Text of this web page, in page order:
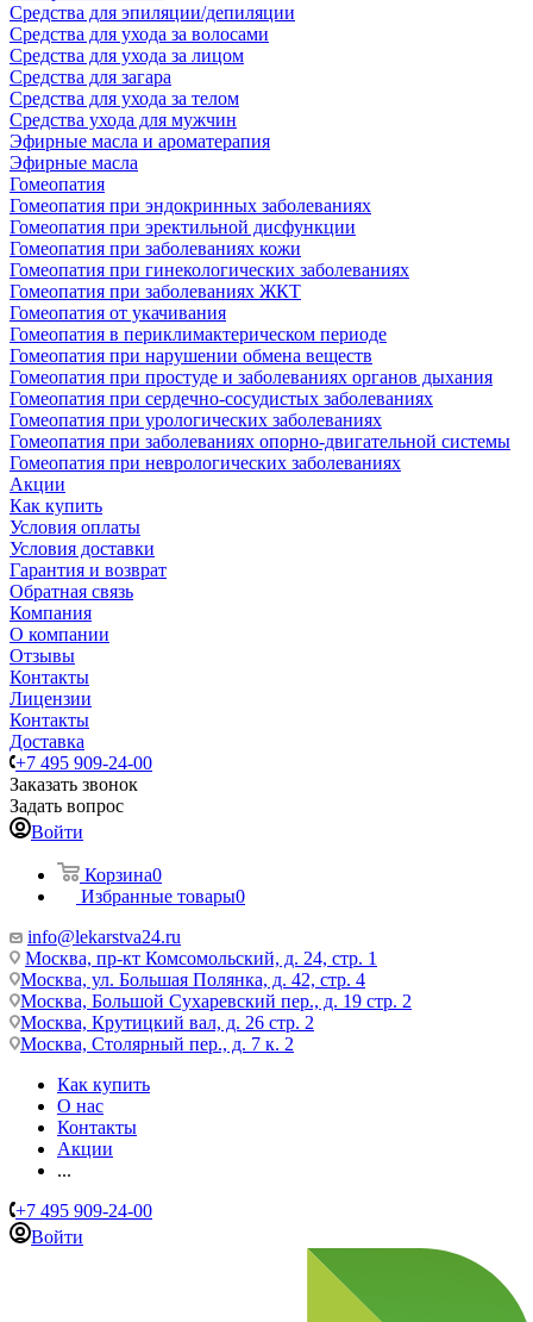
Средства для эпиляции/депиляции
Средства для ухода за волосами
Средства для ухода за лицом
Средства для загара
Средства для ухода за телом
Средства ухода для мужчин
Эфирные масла и ароматерапия
Эфирные масла
Гомеопатия
Гомеопатия при эндокринных заболеваниях
Гомеопатия при эректильной дисфункции
Гомеопатия при заболеваниях кожи
Гомеопатия при гинекологических заболеваниях
Гомеопатия при заболеваниях ЖКТ
Гомеопатия от укачивания
Гомеопатия в периклимактерическом периоде
Гомеопатия при нарушении обмена веществ
Гомеопатия при простуде и заболеваниях органов дыхания
Гомеопатия при сердечно-сосудистых заболеваниях
Гомеопатия при урологических заболеваниях
Гомеопатия при заболеваниях опорно-двигательной системы
Гомеопатия при неврологических заболеваниях
Акции
Как купить
Условия оплаты
Условия доставки
Гарантия и возврат
Обратная связь
Компания
О компании
Отзывы
Контакты
Лицензии
Контакты
Доставка
+7 495 909-24-00
Заказать звонок
Задать вопрос
Войти
Корзина0
Избранные товары0
info@lekarstva24.ru
Москва, пр-кт Комсомольский, д. 24, стр. 1
Москва, ул. Большая Полянка, д. 42, стр. 4
Москва, Большой Сухаревский пер., д. 19 стр. 2
Москва, Крутицкий вал, д. 26 стр. 2
Москва, Столярный пер., д. 7 к. 2
Как купить
О нас
Контакты
Акции
...
+7 495 909-24-00
Войти